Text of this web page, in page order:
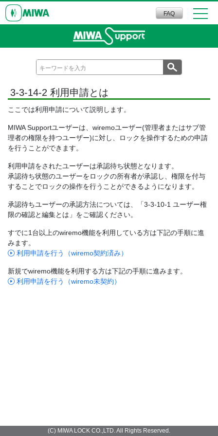
FAQ
3-3-14-2 利用申請とは
ここでは利用申請について説明します。
MIWA Supportユーザーは、wiremoユーザー(管理者またはサブ管
理者の権限を持つユーザー)に対し、ロックを操作するための申請
を行うことができます。
利用申請をされたユーザーは承認待ち状態となります。
承認待ち状態のユーザーをロックの所有者が承認し、権限を付与
することでロックの操作を行うことができるようになります。
承認待ちユーザーの承認方法については、「3-3-10-1 ユーザー権
限の確認と編集とは」をご確認ください。
すでに1台以上のwiremo機能を利用している方は下記の手順に進
みます。
利用申請を行う（wiremo契約済み）
新規でwiremo機能を利用する方は下記の手順に進みます。
利用申請を行う（wiremo未契約）
(C) MIWA LOCK CO.,LTD. All Rights Reserved.